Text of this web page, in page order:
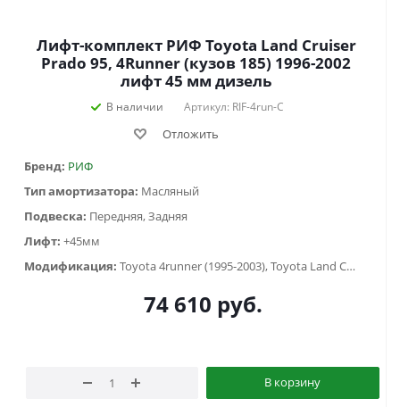
Лифт-комплект РИФ Toyota Land Cruiser
Prado 95, 4Runner (кузов 185) 1996-2002
лифт 45 мм дизель
В наличии Артикул: RIF-4run-C
Отложить
Бренд: РИФ
Тип амортизатора: Масляный
Подвеска: Передняя, Задняя
Лифт: +45мм
Модификация:
Toyota 4runner (1995-2003), Toyota Land Cruiser Prado 90/95 (1996-2002)
74 610 руб.
В корзину